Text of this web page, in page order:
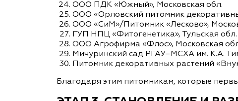
ООО ПДК «Южный», Московская обл.
ООО «Орловский питомник
ООО «СиМ»/Питомник «Лесково»,
ГУП НПЦ «Фитогенетика», Тульская обл.
ООО Агрофирма «Флос», Московская
Мичуринский сад РГАУ–МСХА им. К.А.
Питомник декоративных растений
Благодаря этим питомникам, которые